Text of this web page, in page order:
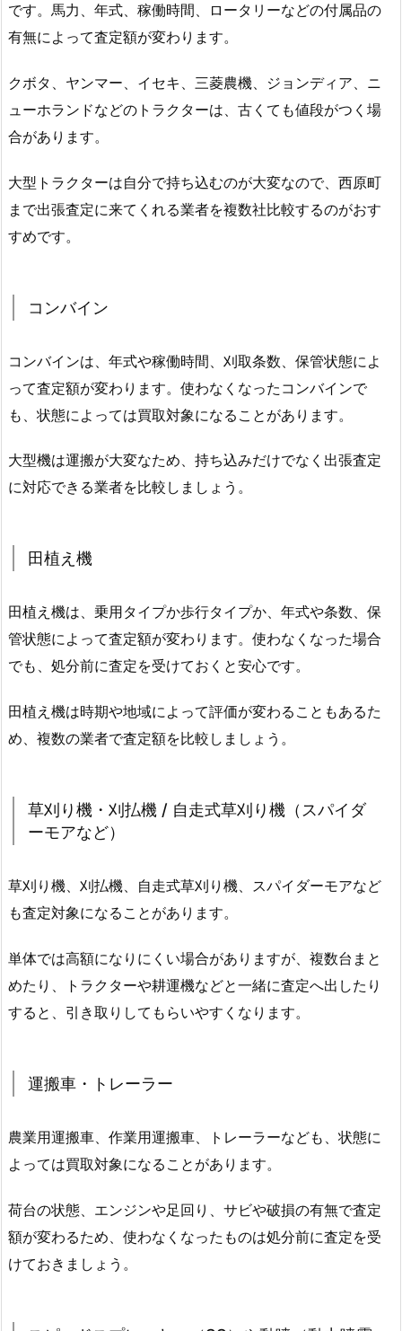
です。馬力、年式、稼働時間、ロータリーなどの付属品の
有無によって査定額が変わります。
クボタ、ヤンマー、イセキ、三菱農機、ジョンディア、ニ
ューホランドなどのトラクターは、古くても値段がつく場
合があります。
大型トラクターは自分で持ち込むのが大変なので、西原町
まで出張査定に来てくれる業者を複数社比較するのがおす
すめです。
コンバイン
コンバインは、年式や稼働時間、刈取条数、保管状態によ
って査定額が変わります。使わなくなったコンバインで
も、状態によっては買取対象になることがあります。
大型機は運搬が大変なため、持ち込みだけでなく出張査定
に対応できる業者を比較しましょう。
田植え機
田植え機は、乗用タイプか歩行タイプか、年式や条数、保
管状態によって査定額が変わります。使わなくなった場合
でも、処分前に査定を受けておくと安心です。
田植え機は時期や地域によって評価が変わることもあるた
め、複数の業者で査定額を比較しましょう。
草刈り機・刈払機 / 自走式草刈り機（スパイダ
ーモアなど）
草刈り機、刈払機、自走式草刈り機、スパイダーモアなど
も査定対象になることがあります。
単体では高額になりにくい場合がありますが、複数台まと
めたり、トラクターや耕運機などと一緒に査定へ出したり
すると、引き取りしてもらいやすくなります。
運搬車・トレーラー
農業用運搬車、作業用運搬車、トレーラーなども、状態に
よっては買取対象になることがあります。
荷台の状態、エンジンや足回り、サビや破損の有無で査定
額が変わるため、使わなくなったものは処分前に査定を受
けておきましょう。